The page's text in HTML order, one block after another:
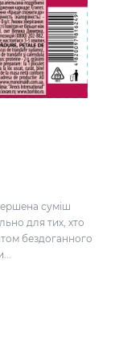
суміш
для тих, хто
бездоганного